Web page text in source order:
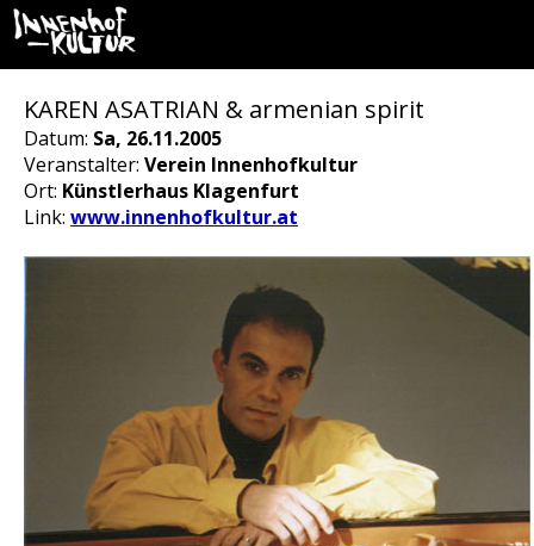
KAREN ASATRIAN & armenian spirit
Datum: Sa, 26.11.2005
Veranstalter: Verein Innenhofkultur
Ort: Künstlerhaus Klagenfurt
Link: www.innenhofkultur.at